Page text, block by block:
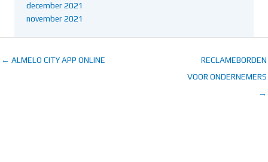
december 2021
november 2021
← ALMELO CITY APP ONLINE
RECLAMEBORDEN
VOOR ONDERNEMERS
→